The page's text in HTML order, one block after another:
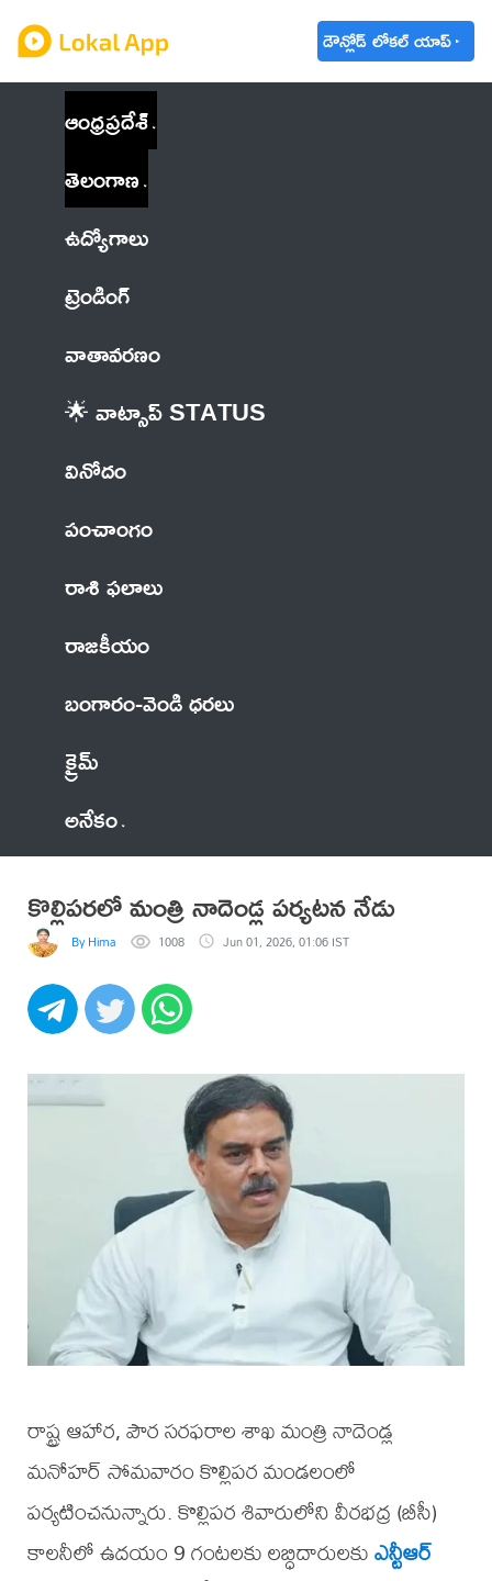
డౌన్లోడ్ లోకల్ యాప్
ఆంధ్రప్రదేశ్
తెలంగాణ
ఉద్యోగాలు
ట్రెండింగ్
వాతావరణం
🌟 వాట్సాప్ STATUS
వినోదం
పంచాంగం
రాశి ఫలాలు
రాజకీయం
బంగారం-వెండి ధరలు
క్రైమ్
అనేకం
కొల్లిపరలో మంత్రి నాదెండ్ల పర్యటన నేడు
By Hima 1008 Jun 01, 2026, 01:06 IST
రాష్ట్ర ఆహార, పౌర సరఫరాల శాఖ మంత్రి నాదెండ్ల
మనోహర్ సోమవారం కొల్లిపర మండలంలో
పర్యటించనున్నారు. కొల్లిపర శివారులోని వీరభద్ర (బీసీ)
కాలనీలో ఉదయం 9 గంటలకు లబ్ధిదారులకుఎన్టీఆర్